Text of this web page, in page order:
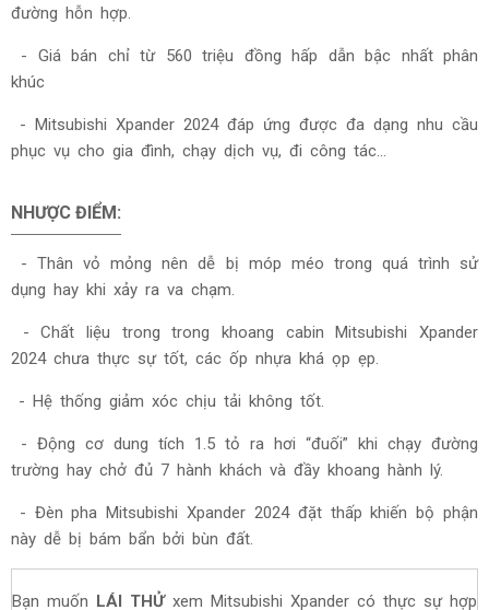
đường hỗn hợp.
- Giá bán chỉ từ 560 triệu đồng hấp dẫn bậc nhất phân
khúc
- Mitsubishi Xpander 2024 đáp ứng được đa dạng nhu cầu
phục vụ cho gia đình, chạy dịch vụ, đi công tác…
NHƯỢC ĐIỂM:
- Thân vỏ mỏng nên dễ bị móp méo trong quá trình sử
dụng hay khi xảy ra va chạm.
- Chất liệu trong trong khoang cabinMitsubishi Xpander
2024chưa thực sự tốt, các ốp nhựa khá ọp ẹp.
- Hệ thống giảm xóc chịu tải không tốt.
- Động cơ dung tích 1.5 tỏ ra hơi “đuối” khi chạy đường
trường hay chở đủ 7 hành khách và đầy khoang hành lý.
- Đèn phaMitsubishi Xpander 2024đặt thấp khiến bộ phận
này dễ bị bám bẩn bởi bùn đất.
Bạn muốn LÁI THỬxem Mitsubishi Xpander có thực sự hợp